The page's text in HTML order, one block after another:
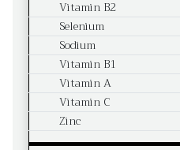
Vitamin B2
Selenium
Sodium
Vitamin B1
Vitamin A
Vitamin C
Zinc